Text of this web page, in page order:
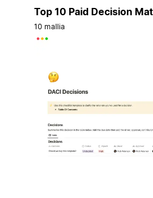
Top 10 Paid Decision
10 mallia